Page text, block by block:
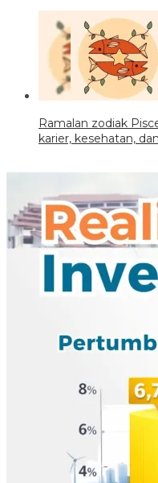
Ramalan zodiak
karier, kesehatan,